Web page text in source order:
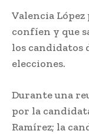
Valencia
confíen y que
los candidatos
elecciones.
Durante una
por la
Ramírez; la